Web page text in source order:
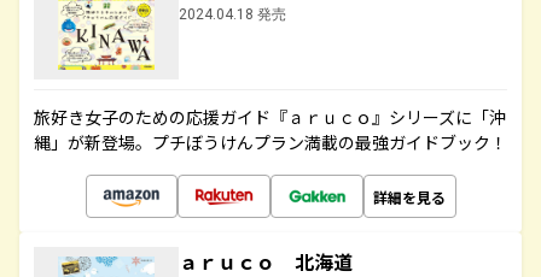
2024.04.18 発売
旅好き女子のための応援ガイド『ａｒｕｃｏ』シリーズに「沖
縄」が新登場。プチぼうけんプラン満載の最強ガイドブック！
詳細を見る
ａｒｕｃｏ 北海道